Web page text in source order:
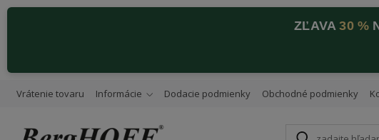
ZĽAVA30 %
Vrátenie tovaru Informácie Dodacie podmienky Obchodné podmienky